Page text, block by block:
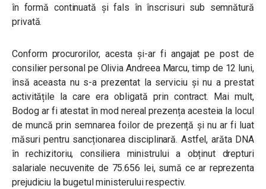
în formă continuată și fals în înscrisuri sub semnătură
privată.
Conform procurorilor, acesta și-ar fi angajat pe post de
consilier personal pe Olivia Andreea Marcu, timp de 12 luni,
însă aceasta nu s-a prezentat la serviciu și nu a prestat
activitățile la care era obligată prin contract. Mai mult,
Bodog ar fi atestat în mod nereal prezența acesteia la locul
de muncă prin semnarea foilor de prezență și nu ar fi luat
măsuri pentru sancționarea disciplinară. Astfel, arăta DNA
în rechizitoriu, consiliera ministrului a obținut drepturi
salariale necuvenite de 75.656 lei, sumă ce ar reprezenta
prejudiciu la bugetul ministerului respectiv.